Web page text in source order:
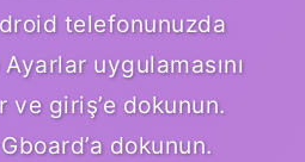
telefonunuzda
uygulamasını
ve giriş’e dokunun.
dokunun.